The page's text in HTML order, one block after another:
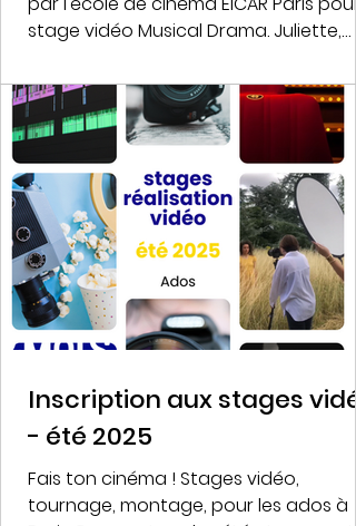
stage vidéo Musical Drama. Juliette,
Inscription aux stages
- été 2025
Fais ton cinéma ! Stages vidéo,
tournage, montage, pour les ados à